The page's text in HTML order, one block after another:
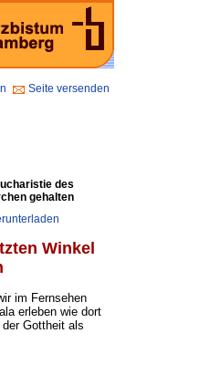
Seite versenden
des
gehalten
Winkel
im Fernsehen
erleben wie dort
Gottheit als